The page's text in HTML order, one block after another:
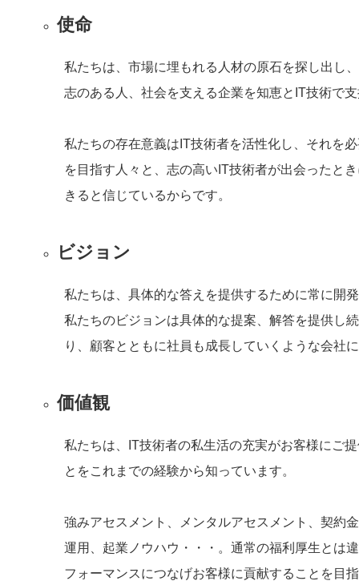
使命
私たちは、市場に埋もれる人材の原石を探し出し
志のある人、社会を支える企業を知恵とIT技術で
私たちの存在意義はIT技術者を活性化し、それを
を目指す人々と、志の高いIT技術者が出会ったと
きると信じているからです。
ビジョン
私たちは、具体的な答えを提供するために常に開
私たちのビジョンは具体的な提案、解答を提供し
り、顧客とともに社員も成長していくような会社
価値観
私たちは、IT技術者の私生活の充実がお客様にご
とをこれまでの経験から知っています。
強みアセスメント、メンタルアセスメント、契約
運用、起業ノウハウ・・・。通常の福利厚生とは
フォーマンスにつなげお客様に貢献することを目